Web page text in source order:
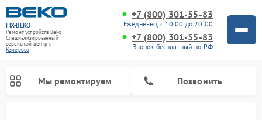
FIX-BEKO
Ремонт устройств Beko
Специализированный
cервисный центр г.
Кемерово
+7 (800) 301-55-83
Ежедневно, с 10:00 до 20:00
+7 (800) 301-55-83
Звонок бесплатный по РФ
Мы ремонтируем Позвонить